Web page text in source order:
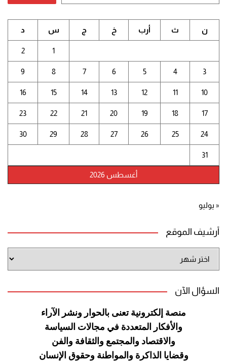
أغسطس 2026
ن ث أرب خ ج س د
1
2
3
4
5
6
7
8
9
10
11
12
13
14
15
16
17
18
19
20
21
22
23
24
25
26
27
28
29
30
31
« يوليو
أرشيف الموقع
الموقع
السؤال الآن
منصة إلكترونية تعنى بالحوار ونشر الآراء
والأفكار المتعددة في مجالات السياسة
والاقتصاد والمجتمع والثقافة والفن
وقضايا الذاكرة والمواطنة وحقوق الإنسان